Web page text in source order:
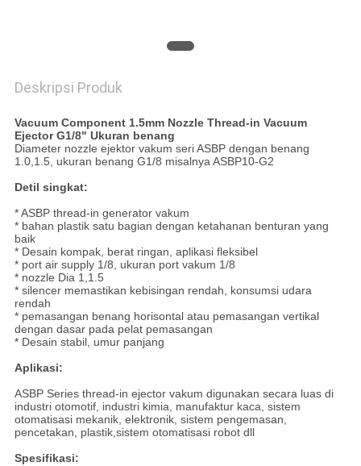
Deskripsi Produk
Vacuum Component 1.5mm Nozzle Thread-in Vacuum
Ejector G1/8" Ukuran benang
Diameter nozzle ejektor vakum seri ASBP dengan benang
1.0,1.5, ukuran benang G1/8 misalnya ASBP10-G2
Detil singkat:
* ASBP thread-in generator vakum
* bahan plastik satu bagian dengan ketahanan benturan yang
baik
* Desain kompak, berat ringan, aplikasi fleksibel
* port air supply 1/8, ukuran port vakum 1/8
* nozzle Dia 1,1.5
* silencer memastikan kebisingan rendah, konsumsi udara
rendah
* pemasangan benang horisontal atau pemasangan vertikal
dengan dasar pada pelat pemasangan
* Desain stabil, umur panjang
Aplikasi:
ASBP Series thread-in ejector vakum digunakan secara luas di
industri otomotif, industri kimia, manufaktur kaca, sistem
otomatisasi mekanik, elektronik, sistem pengemasan,
pencetakan, plastik,sistem otomatisasi robot dll
Spesifikasi: